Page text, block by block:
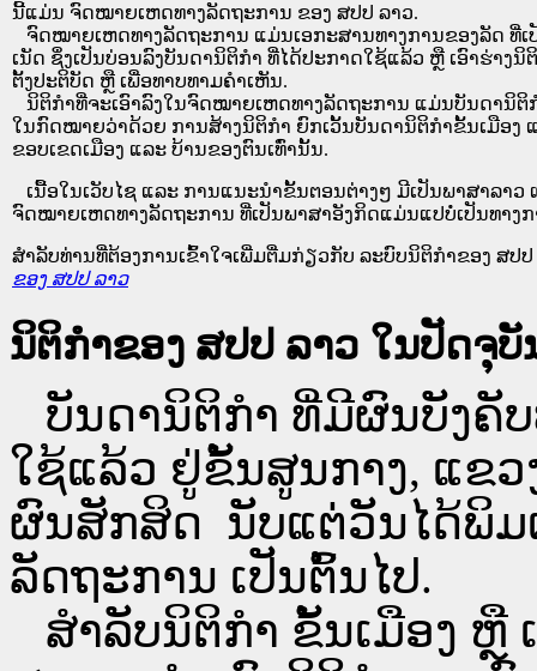
ນີ້ແມ່ນ ຈົດໝາຍເຫດທາງລັດຖະການ ຂອງ ສປປ ລາວ.
ຈົດໝາຍເຫດທາງລັດຖະການ ແມ່ນ​ເອ​ກະ​ສານ​ທາງ​ການ​ຂອງ​ລັດ ທີ່​ເ
ເນັດ ຊຶ່ງ​ເປັນ​ບ່ອນ​ລົງ​ບັນ​ດາ​ນິ​ຕິ​ກຳ ທີ່ໄດ້ປະກາດໃຊ້ແລ້ວ ຫຼື ເອົາຮ່າງ
ຕັ້ງ​ປະ​ຕິ​ບັດ ຫຼື ເພື່ອທາບທາມຄໍາເຫັນ.
ນິ​ຕິ​ກຳ​ທີ່​ຈະ​ເອົາ​ລົງ​ໃນ​ຈົດ​ໝາຍ​ເຫດ​ທາງ​ລັດ​ຖະ​ການ ​ແມ່ນ​ບັນ​ດາ​ນິ​ຕິ​
ໃນ​ກົດ​ໝາຍ​ວ່າ​ດ້ວຍ​ ການ​ສ້າງ​ນິ​ຕິ​ກຳ ຍົກ​ເວັ້ນ​ບັນ​ດານິ​ຕິ​ກຳ​ຂັ້ນ​ເມືອງ
ຂອບ​ເຂດ​ເມືອງ ແລະ ບ້ານ​ຂອງ​ຕົນ​ເທົ່າ​ນັ້ນ.
ເນື້ອໃນ​ເວັບ​ໄຊ​ ແລະ ການແນະນໍາຂັ້ນຕອນຕ່າງໆ ມີເປັນພາສາລາວ
ຈົດໝາຍເຫດທາງລັດຖະການ ທີ່ເປັນພາສາອັງກິດແມ່ນແປບໍ່ເປັນທາງ
ສໍາລັບທ່ານທີ່ຕ້ອງການເຂົ້າໃຈເພີ່ມຕື່ມກ່ຽວກັບ ລະບົບນິຕິກຳຂອງ ສປປ
ຂອງ ສປປ ລາວ
ນິຕິກຳຂອງ ສປປ ລາວ ໃນປັດຈຸ
ບັນດານິຕິກໍາ ທີ່ມີຜົນບັງຄັ
ໃຊ້ແລ້ວ ຢູ່ຂັ້ນ​ສູນ​ກາງ, ແຂ
ຜົນສັກສິດ ນັບ​ແຕ່​ວັນໄດ້ພິມ
ລັດຖະການ ເປັນ​ຕົ້ນ​ໄປ.
ສຳລັບນິ​ຕິ​ກຳ ຂັ້ນເມືອງ ຫຼື